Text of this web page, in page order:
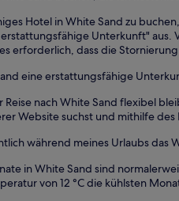
Hotel in White Sand zu
erstattungsfähige Unterkunft"
erforderlich, dass die
eine erstattungsfähige
Reise nach White Sand flexibel
Website suchst und mithilfe
während meines Urlaubs das
in White Sand sind
von 12 °C die kühlsten